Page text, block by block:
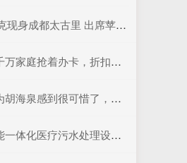
太古里 出席苹果50周年庆典活动
牛超市不靠大牌靠&quot;卖信任&quot;？
了，因为他正在另一个圈子，风生水起
十大品牌中科蔚蓝—— 医疗污水智能处理专家